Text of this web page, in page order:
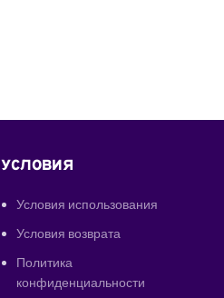
УСЛОВИЯ
Условия использования
Условия возврата
Политика
конфиденциальности